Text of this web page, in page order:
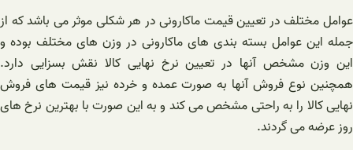
عوامل مختلف در تعیین قیمت ماکارونی در هر شکلی موثر می باشد که از
جمله این عوامل بسته بندی های ماکارونی در وزن های مختلف بوده و
این وزن مشخص آنها در تعیین نرخ نهایی کالا نقش بسزایی دارد.
همچنین نوع فروش آنها به صورت عمده و خرده نیز قیمت های فروش
نهایی کالا را به راحتی مشخص می کند و به این صورت با بهترین نرخ های
روز عرضه می گردند.